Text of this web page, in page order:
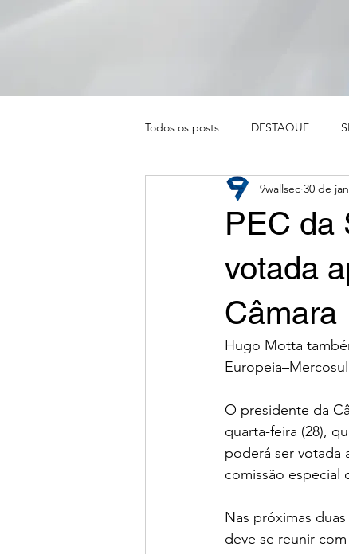
Todos os posts DESTAQUE
LEGISLAÇÃO OPINIÃO
PEC da
votada
Câmara
9wallsec 30 de
Hugo Motta
Europeia–Mercosul
O presidente da
quarta-feira (28),
poderá ser votada
comissão especial
Nas próximas
deve se reunir